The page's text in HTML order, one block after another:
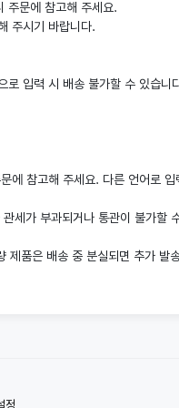
주문에 참고해 주세요.
주시기 바랍니다.
입력 시 배송 불가할 수 있습니
에 참고해 주세요. 다른 언어
가 부과되거나 통관이 불가할
품은 배송 중 분실되면 추가 발
정